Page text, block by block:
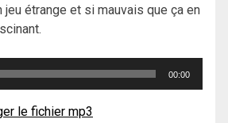
jeu étrange et si mauvais que ça en
00:00
le fichier mp3